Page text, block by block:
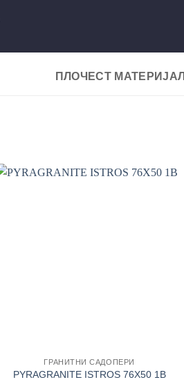
ПЛОЧЕСТ МАТЕРИЈАЛ
ГРАНИТНИ САДОПЕРИ
PYRAGRANITE ISTROS 76Χ50 1B